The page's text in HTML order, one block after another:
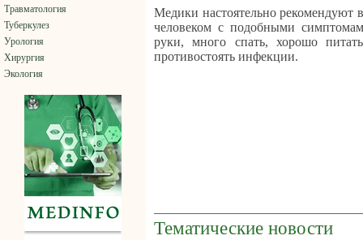
Травматология
Туберкулез
Урология
Хирургия
Экология
Медики настоятельно рекомендуют
человеком с подобными
руки, много спать, хорошо
противостоять инфекции.
Тематические новости